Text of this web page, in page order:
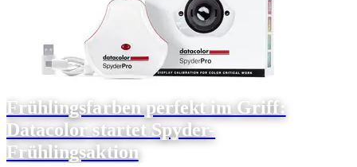
Frühlingsfarben perfekt im Griff:
Datacolor startet Spyder-
Frühlingsaktion